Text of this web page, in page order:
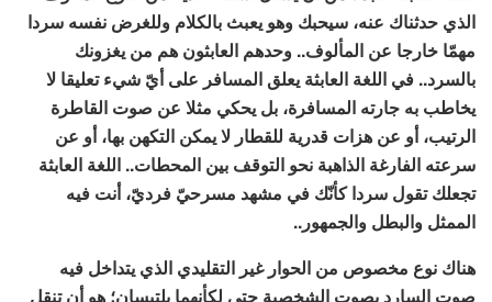
الذي حدثناك عنه، سيحبك وهو يعبث بالكلام وللغرض نفسه سردا
مهمّا خارجا عن المألوف.. وحدهم العابثون هم من يغزونك
بالسرد.. في اللغة العابثة يعلق المسافر على أيّ شيء تعليقا لا
يخاطب به جارته المسافرة، بل يحكي مثلا عن صوت القاطرة
الرتيب، أو عن هزات قدرية للقطار لا يمكن التكهن بها، أو عن
سرعته الفارغة الذاهبة نحو التوقف بين المحطات.. اللغة العابثة
تجعلك تقول سردا كأنّك في مشهد مسرحيّ فرديّ، أنت فيه
الممثل والبطل والجمهور..
هناك نوع مخصوص من الحوار غير التقليدي الذي يتداخل فيه
صوت السارد بصوت الشخصية حتى لكأنهما يلتبسان؛ هو أن تنقل